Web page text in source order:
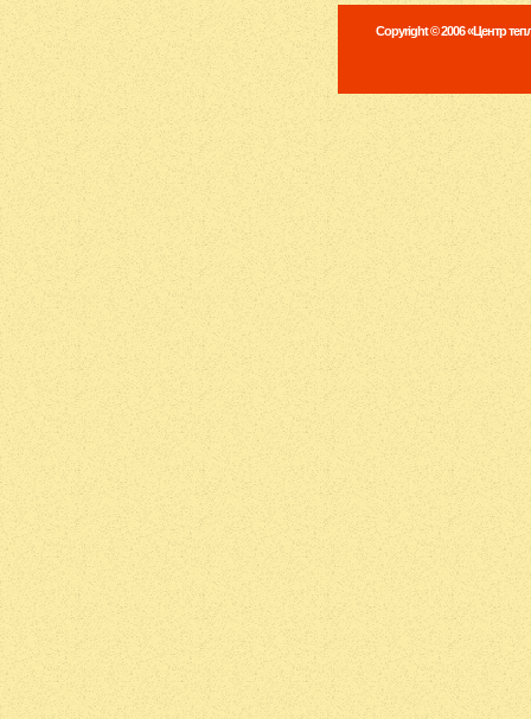
Copyright © 2006 «Центр